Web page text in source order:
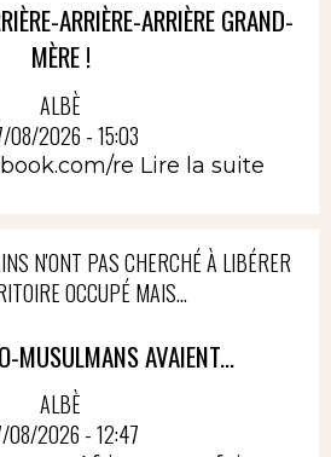
ARRIÈRE-ARRIÈRE GRAND-
MÈRE !
ALBÈ
08/2026 - 15:03
re Lire la suite
N'ONT PAS CHERCHÉ À LIBÉRER
OCCUPÉ MAIS...
MUSULMANS AVAIENT...
ALBÈ
08/2026 - 12:47